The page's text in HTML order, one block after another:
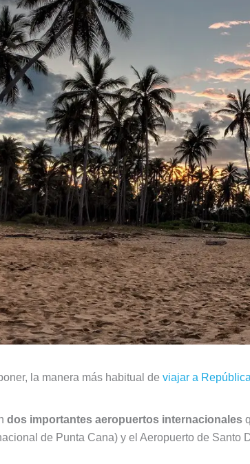
la manera más habitual de viajar a
dos importantes aeropuertos internacionales
de Punta Cana) y el Aeropuerto de